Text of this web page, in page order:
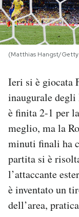
PODCAST
NEWSLETTER
I MIEI PREFERITI
CALENDARIO
AREA
Area
(Matthias Hangst/Getty
Ieri si è giocata
inaugurale
è finita 2-1 per
meglio, ma la
minuti finali ha
partita si è
l’attaccante
è inventato un
dell’area,